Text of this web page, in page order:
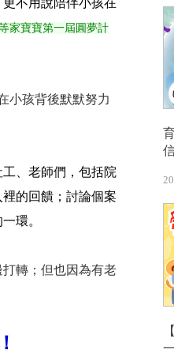
家寶寶第一屆圓夢計
小孩背後默默努力
、老師們，包括院
的回饋；討論個案
環。
轉；但也因為有老